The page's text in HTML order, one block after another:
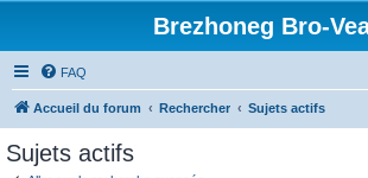
Brezhoneg Bro-
FAQ
Accueil du forum Rechercher Sujets actifs
Sujets actifs